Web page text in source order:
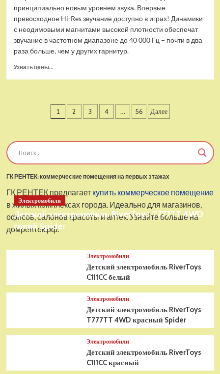
принципиально новым уровнем звука. Впервые
превосходное Hi-Res звучание доступно в играх! Динамики
с неодимовыми магнитами высокой плотности обеспечат
звучание в частотном диапазоне до 40 000 Гц – почти в два
раза больше, чем у других гарнитур.
Узнать цены...
наушники
Arctis
Пагинация
1 2 3 4 … 56 Далее
ГК РЕНТЕК: коммерческие помещения на первых этажах
ГК РЕНТЕК предлагает купить коммерческое помещение
в жилых комплексах города. Идеально для магазинов,
офисов, салонов красоты и аптек. Узнайте больше на
домрентек.рф.
Электромобили
Детский электромобиль RiverToys T777TT 4WD
синий Spider
Электромобили
Детский электромобиль RiverToys
C111CC белый
Электромобили
Детский электромобиль RiverToys
T777TT 4WD красный Spider
Электромобили
Детский электромобиль RiverToys
C111CC красный